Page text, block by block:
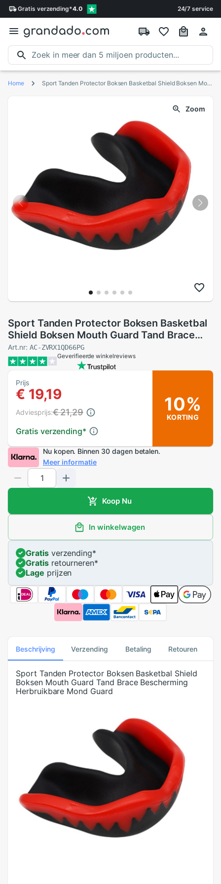
Gratis verzending*4.0 24/7 service
Home Sport Tanden Protector Boksen Basketbal Shield Boksen Mouth Guard Tand Brace Bescherming Herbruikbare Mond Guard
Zoom
Sport Tanden Protector Boksen Basketbal
Shield Boksen Mouth Guard Tand Brace
Bescherming Herbruikbare Mond Guard
Art.nr: AC-ZVRX1QD66PG
Geverifieerde winkelreviews
Prijs
€ 19,19
Gratis verzending*
Adviesprijs:€ 21,29 10%
KORTING
Nu kopen. Binnen 30 dagen betalen.
Meer informatie
Koop Nu
In winkelwagen
Gratisverzending*
Gratisretourneren*
Lage prijzen
Beschrijving Verzending Betaling Retouren
Sport Tanden Protector Boksen Basketbal Shield
Boksen Mouth Guard Tand Brace Bescherming
Herbruikbare Mond Guard